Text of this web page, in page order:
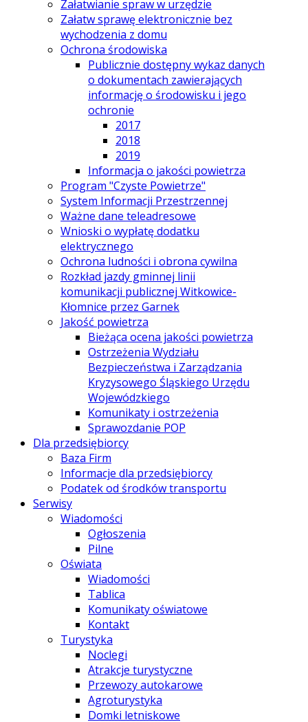
Załatwianie spraw w urzędzie
Załatw sprawę elektronicznie bez
wychodzenia z domu
Ochrona środowiska
Publicznie dostępny wykaz danych
o dokumentach zawierających
informację o środowisku i jego
ochronie
2017
2018
2019
Informacja o jakości powietrza
Program "Czyste Powietrze"
System Informacji Przestrzennej
Ważne dane teleadresowe
Wnioski o wypłatę dodatku
elektrycznego
Ochrona ludności i obrona cywilna
Rozkład jazdy gminnej linii
komunikacji publicznej Witkowice-
Kłomnice przez Garnek
Jakość powietrza
Bieżąca ocena jakości powietrza
Ostrzeżenia Wydziału
Bezpieczeństwa i Zarządzania
Kryzysowego Śląskiego Urzędu
Wojewódzkiego
Komunikaty i ostrzeżenia
Sprawozdanie POP
Dla przedsiębiorcy
Baza Firm
Informacje dla przedsiębiorcy
Podatek od środków transportu
Serwisy
Wiadomości
Ogłoszenia
Pilne
Oświata
Wiadomości
Tablica
Komunikaty oświatowe
Kontakt
Turystyka
Noclegi
Atrakcje turystyczne
Przewozy autokarowe
Agroturystyka
Domki letniskowe